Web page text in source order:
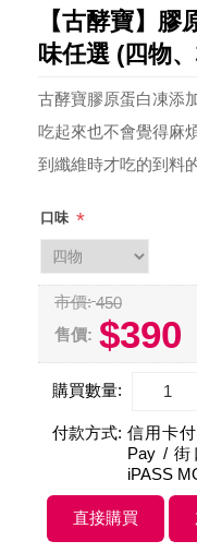
【古酵寶】膠
味任選 (四物
古酵寶膠原蛋白凍添
吃起來也不會覺得麻
到纖維時才吃的到料
口味 *
市價: 450
售價: $390
購買數量:
付款方式: 信用卡
Pay /
iPASS